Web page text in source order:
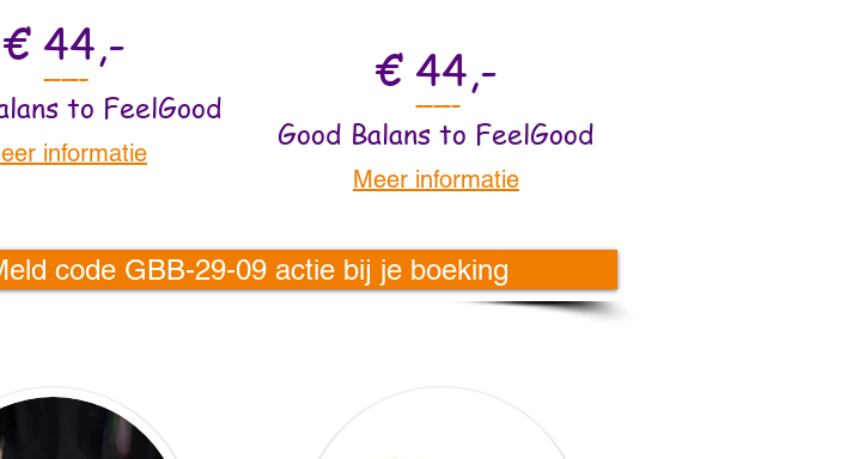
€ 44,-
-----
to FeelGood
informatie
€ 44,-
-----
Good Balans to FeelGood
Meer informatie
code GBB-29-09 actie bij je boeking